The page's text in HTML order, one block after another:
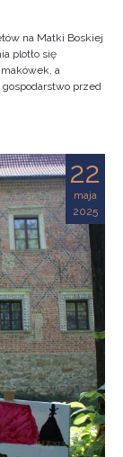
na Matki Boskiej
plotło się
a
gospodarstwo przed
22
maja
2025